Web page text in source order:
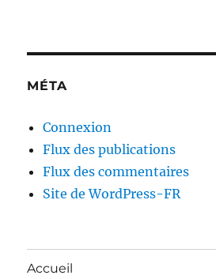
MÉTA
Connexion
Flux des publications
Flux des commentaires
Site de WordPress-FR
Accueil